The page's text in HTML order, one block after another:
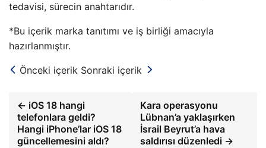
tedavisi, sürecin anahtarıdır.
*Bu içerik marka tanıtımı ve iş birliği amacıyla
hazırlanmıştır.
Önceki içerik Sonraki içerik
← iOS 18 hangi
telefonlara geldi?
Hangi iPhone’lar iOS 18
güncellemesini aldı?
Kara operasyonu
Lübnan’a yaklaşırken
İsrail Beyrut’a hava
saldırısı düzenledi →